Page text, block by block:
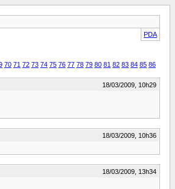
PDA
70 71 72 73 74 75 76 77 78 79 80 81 82 83 84 85 86
18/03/2009, 10h29
18/03/2009, 10h36
18/03/2009, 13h34